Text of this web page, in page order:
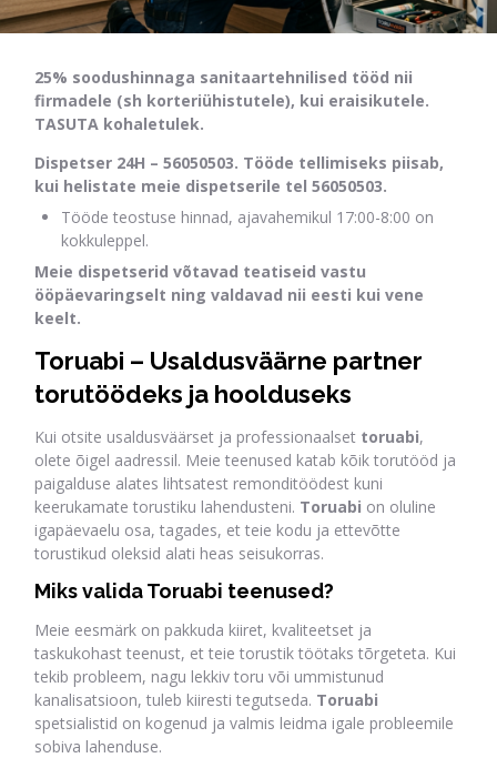
25% soodushinnaga sanitaartehnilised tööd nii
firmadele (sh korteriühistutele), kui eraisikutele.
TASUTA kohaletulek.
Dispetser 24H – 56050503. Tööde tellimiseks piisab,
kui helistate meie dispetserile tel 56050503.
Tööde teostuse hinnad, ajavahemikul 17:00-8:00 on
kokkuleppel.
Meie dispetserid võtavad teatiseid vastu
ööpäevaringselt ning valdavad nii eesti kui vene
keelt.
Toruabi – Usaldusväärne partner
torutöödeks ja hoolduseks
Kui otsite usaldusväärset ja professionaalset toruabi,
olete õigel aadressil. Meie teenused katab kõik torutööd ja
paigalduse alates lihtsatest remonditöödest kuni
keerukamate torustiku lahendusteni. Toruabi on oluline
igapäevaelu osa, tagades, et teie kodu ja ettevõtte
torustikud oleksid alati heas seisukorras.
Miks valida Toruabi teenused?
Meie eesmärk on pakkuda kiiret, kvaliteetset ja
taskukohast teenust, et teie torustik töötaks tõrgeteta. Kui
tekib probleem, nagu lekkiv toru või ummistunud
kanalisatsioon, tuleb kiiresti tegutseda. Toruabi
spetsialistid on kogenud ja valmis leidma igale probleemile
sobiva lahenduse.